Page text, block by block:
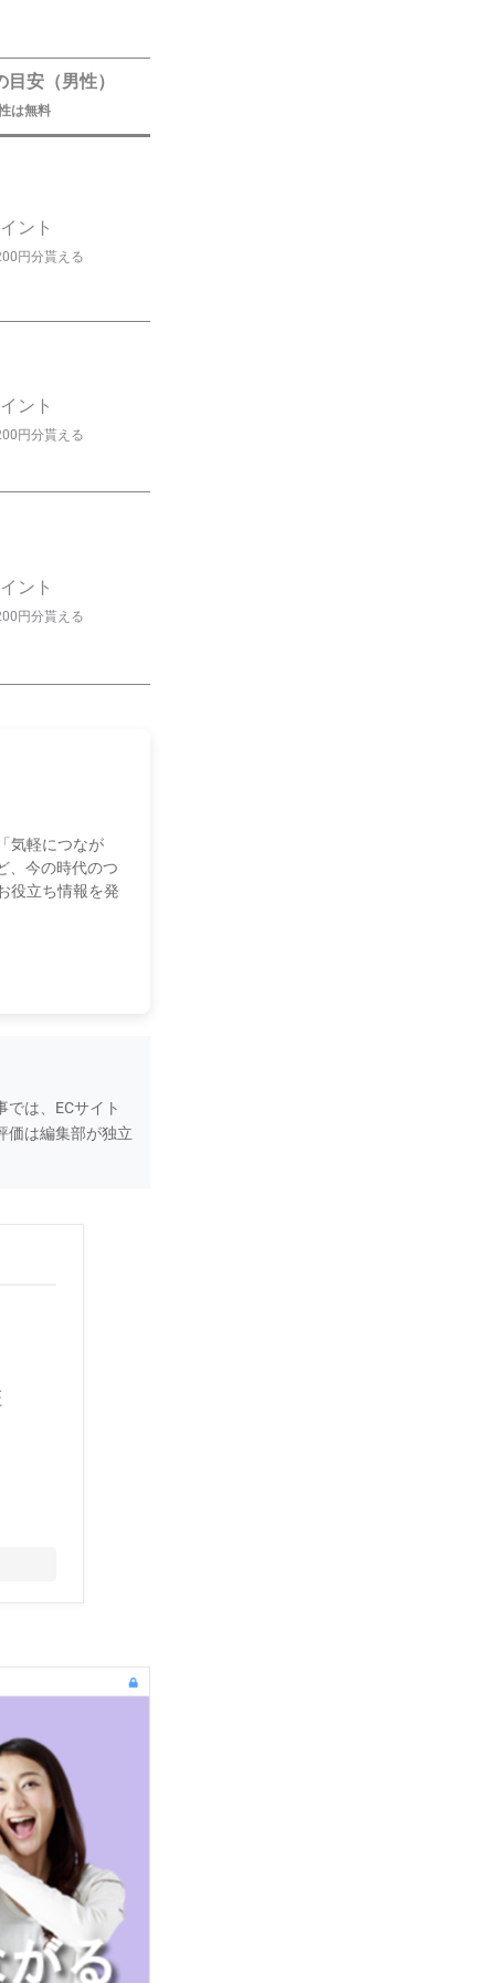
安（男性）
は無料
ント
円分貰える
ント
円分貰える
ント
円分貰える
気軽につなが
、今の時代のつ
役立ち情報を発
は、ECサイト
価は編集部が独立